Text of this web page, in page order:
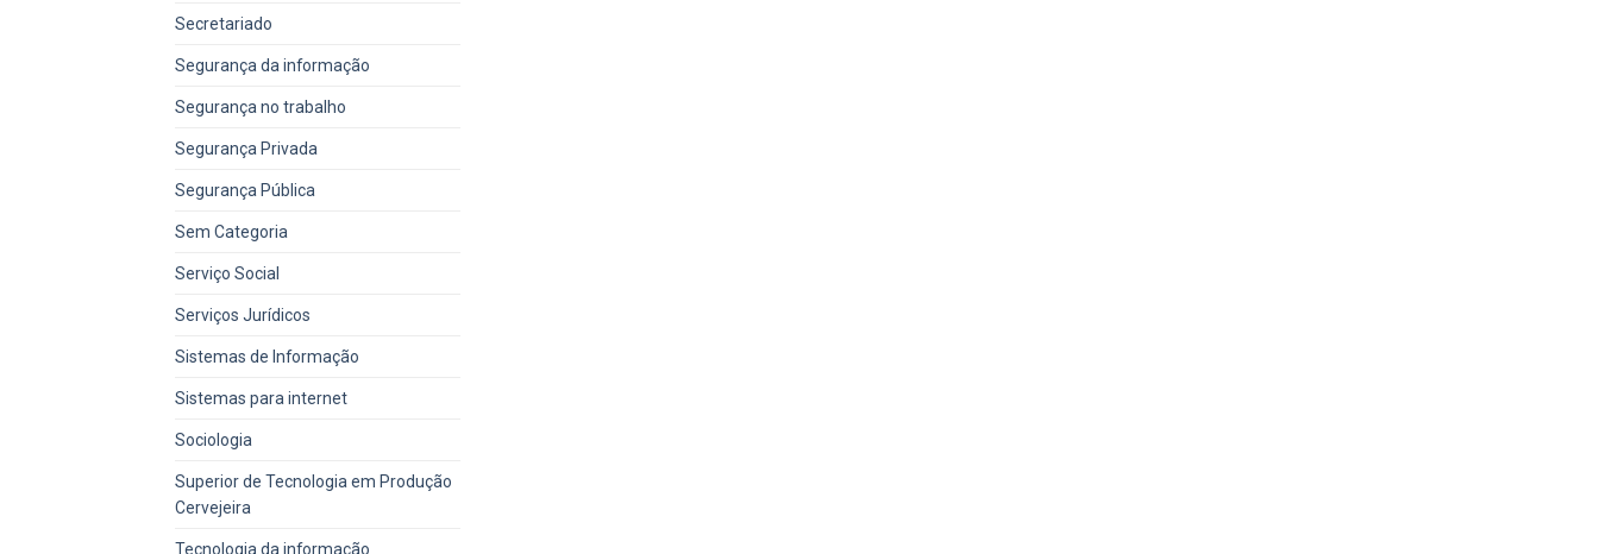
Secretariado
Segurança da informação
Segurança no trabalho
Segurança Privada
Segurança Pública
Sem Categoria
Serviço Social
Serviços Jurídicos
Sistemas de Informação
Sistemas para internet
Sociologia
Superior de Tecnologia em Produção
Cervejeira
Tecnologia da informação